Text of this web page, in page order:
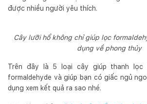
được nhiều người yêu thích.
Cây lưỡi hổ không chỉ giúp lọc
dụng về phong thủy
Trên đây là 5 loại cây giúp thanh lọc
formaldehyde và giúp bạn có giấc ngủ
dụng xem kết quả ra sao nhé.